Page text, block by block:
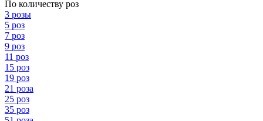
По количеству роз
3 розы
5 роз
7 роз
9 роз
11 роз
15 роз
19 роз
21 роза
25 роз
35 роз